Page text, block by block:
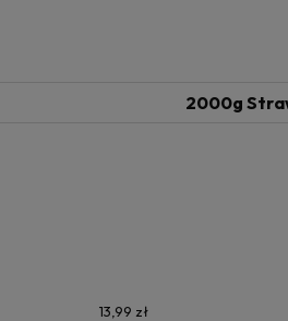
2000g
13,99 zł